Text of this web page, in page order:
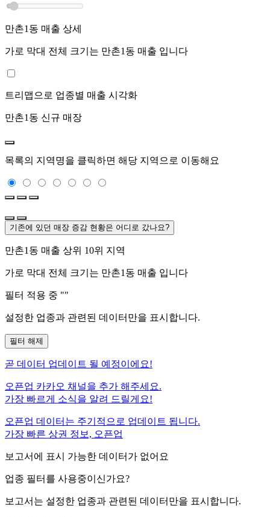
만촌1동 매출 상세
가로 막대 전체 크기는 만촌1동 매출 입니다
트리맵으로 업종별 매출 시각화
만촌1동 신규 매장
목록의 지역명을 클릭하면 해당 지역으로 이동해요
기존에 있던 매장 증감 현황은 어디로 갔나요?
만촌1동 매출 상위 10위 지역
가로 막대 전체 크기는 만촌1동 매출 입니다
필터 적용 중 ""
설정한 업종과 관련된 데이터만을 표시합니다.
필터 해제
곧 데이터 업데이트 될 예정이에요!
오픈업 카카오 채널을 추가 해주세요.
가장 빠르게 소식을 알려 드릴게요!
오픈업 데이터는 주기적으로 업데이트 됩니다.
가장 빠른 상권 정보, 오픈업
보고서에 표시 가능한 데이터가 없어요
업종 필터를 사용중이신가요?
보고서는 설정한 업종과 관련된 데이터만을 표시합니다.